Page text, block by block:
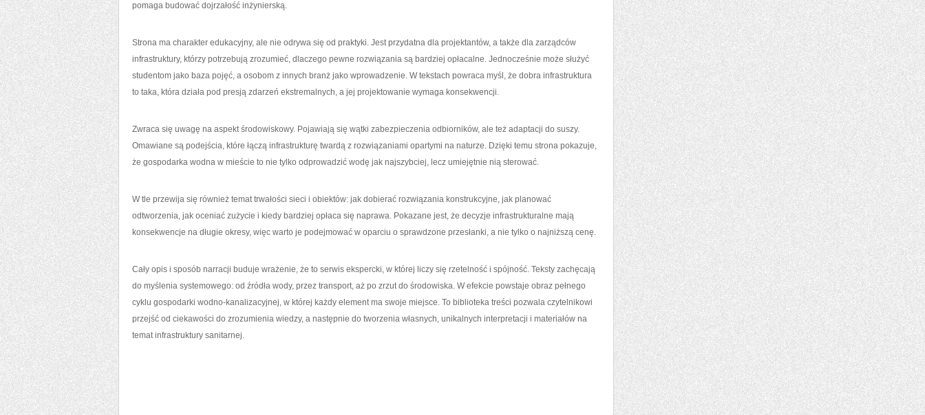
pomaga budować dojrzałość inżynierską.
Strona ma charakter edukacyjny, ale nie odrywa się od praktyki. Jest przydatna dla projektantów, a także dla zarządców
infrastruktury, którzy potrzebują zrozumieć, dlaczego pewne rozwiązania są bardziej opłacalne. Jednocześnie może służyć
studentom jako baza pojęć, a osobom z innych branż jako wprowadzenie. W tekstach powraca myśl, że dobra infrastruktura
to taka, która działa pod presją zdarzeń ekstremalnych, a jej projektowanie wymaga konsekwencji.
Zwraca się uwagę na aspekt środowiskowy. Pojawiają się wątki zabezpieczenia odbiorników, ale też adaptacji do suszy.
Omawiane są podejścia, które łączą infrastrukturę twardą z rozwiązaniami opartymi na naturze. Dzięki temu strona pokazuje,
że gospodarka wodna w mieście to nie tylko odprowadzić wodę jak najszybciej, lecz umiejętnie nią sterować.
W tle przewija się również temat trwałości sieci i obiektów: jak dobierać rozwiązania konstrukcyjne, jak planować
odtworzenia, jak oceniać zużycie i kiedy bardziej opłaca się naprawa. Pokazane jest, że decyzje infrastrukturalne mają
konsekwencje na długie okresy, więc warto je podejmować w oparciu o sprawdzone przesłanki, a nie tylko o najniższą cenę.
Cały opis i sposób narracji buduje wrażenie, że to serwis ekspercki, w której liczy się rzetelność i spójność. Teksty zachęcają
do myślenia systemowego: od źródła wody, przez transport, aż po zrzut do środowiska. W efekcie powstaje obraz pełnego
cyklu gospodarki wodno-kanalizacyjnej, w której każdy element ma swoje miejsce. To biblioteka treści pozwala czytelnikowi
przejść od ciekawości do zrozumienia wiedzy, a następnie do tworzenia własnych, unikalnych interpretacji i materiałów na
temat infrastruktury sanitarnej.